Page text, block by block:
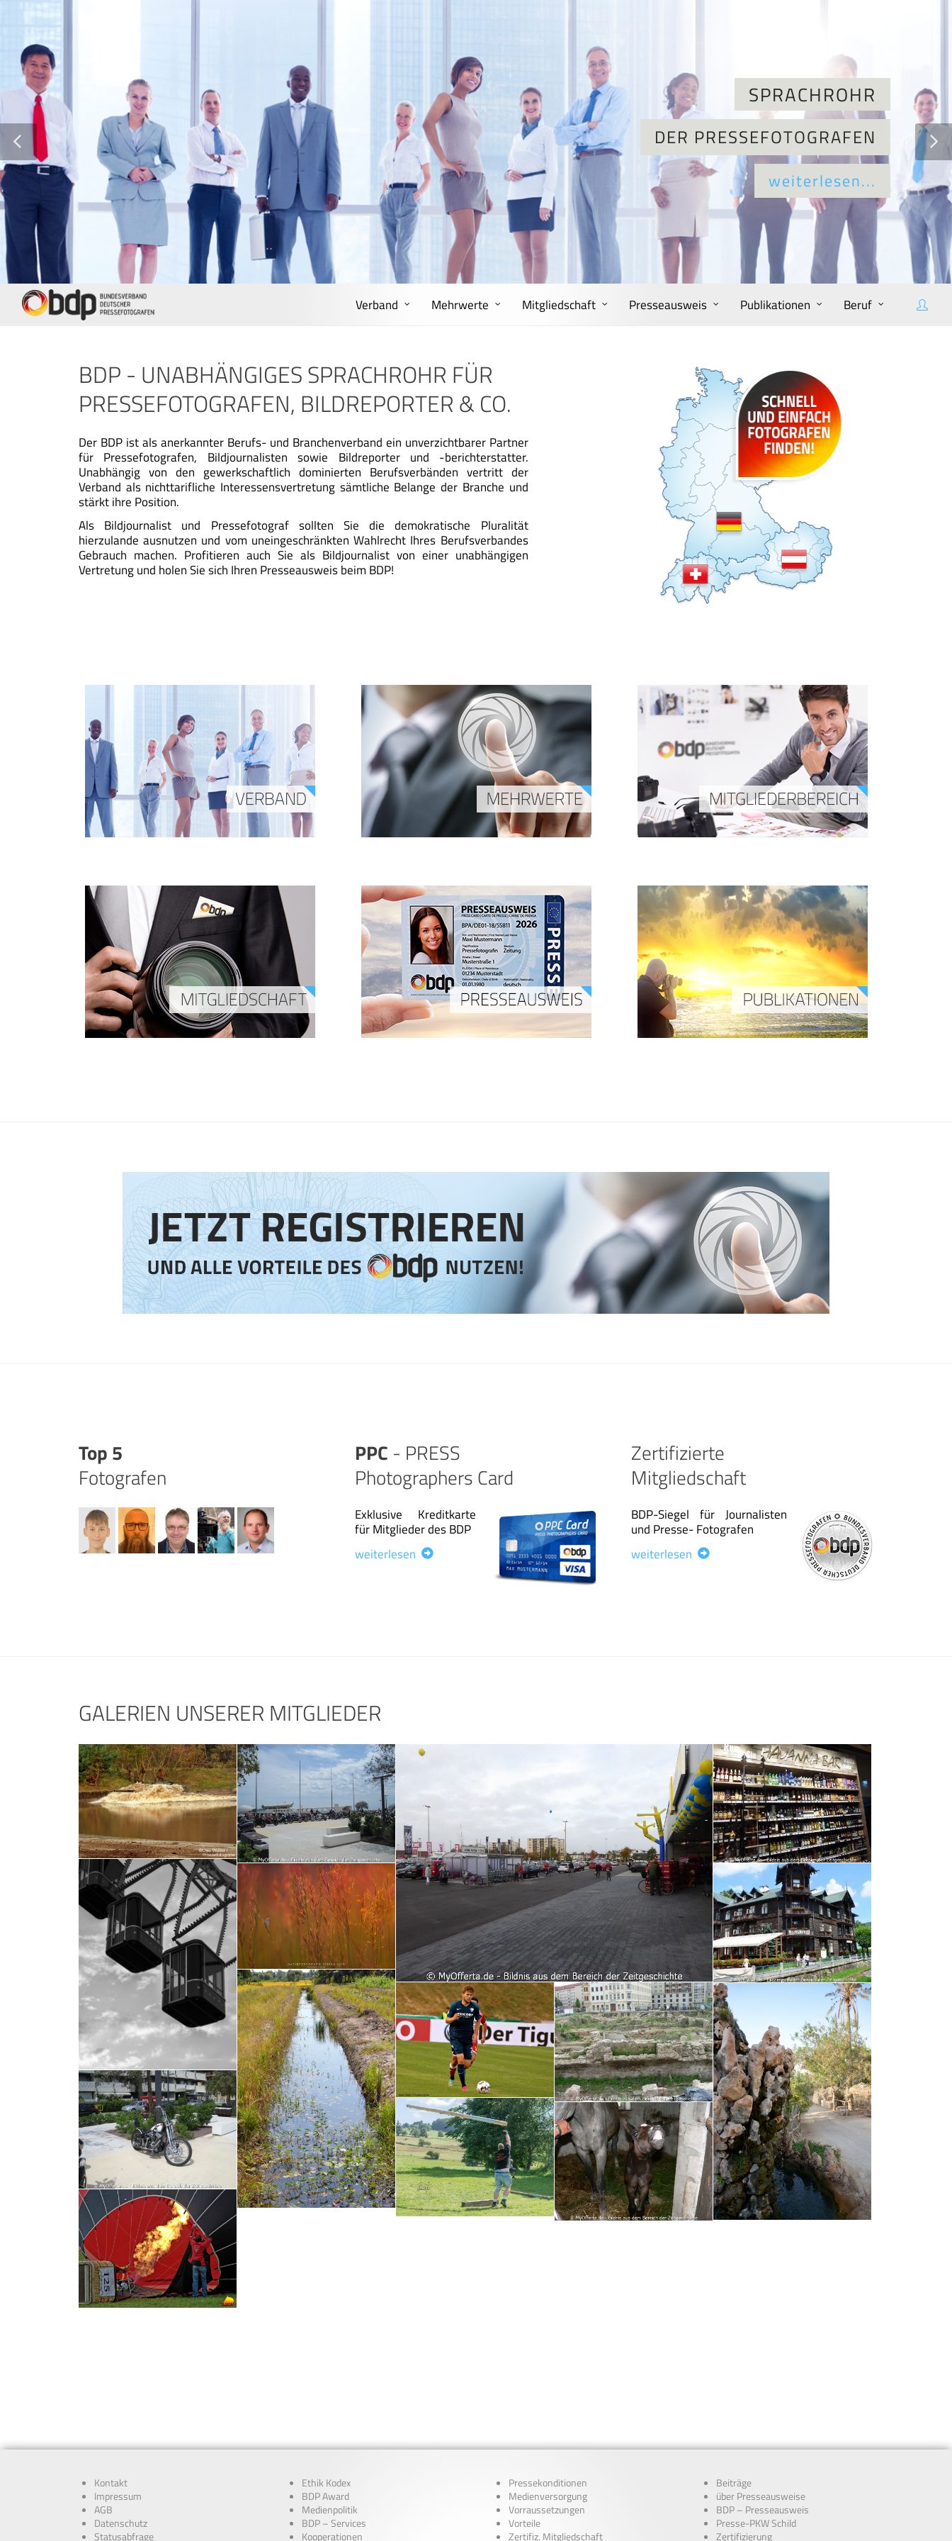
Verband Mehrwerte Mitgliedschaft Presseausweis Publikationen Beruf
BDP - UNABHÄNGIGES SPRACHROHR FÜR
PRESSEFOTOGRAFEN, BILDREPORTER & CO.
Der BDP ist als anerkannter Berufs- und Branchenverband ein unverzichtbarer Partner
für Pressefotografen, Bildjournalisten sowie Bildreporter und -berichterstatter.
Unabhängig von den gewerkschaftlich dominierten Berufsverbänden vertritt der
Verband als nichttarifliche Interessensvertretung sämtliche Belange der Branche und
stärkt ihre Position.
Als Bildjournalist und Pressefotograf sollten Sie die demokratische Pluralität
hierzulande ausnutzen und vom uneingeschränkten Wahlrecht Ihres Berufsverbandes
Gebrauch machen. Profitieren auch Sie als Bildjournalist von einer unabhängigen
Vertretung und holen Sie sich Ihren Presseausweis beim BDP!
Top 5
Fotografen
PPC - PRESS
Photographers Card
Exklusive Kreditkarte
für Mitglieder des BDP
weiterlesen
Zertifizierte
Mitgliedschaft
BDP-Siegel für Journalisten
und Presse- Fotografen
weiterlesen
GALERIEN UNSERER MITGLIEDER
Kontakt
Impressum
AGB
Datenschutz
Statusabfrage
Ethik Kodex
BDP Award
Medienpolitik
BDP – Services
Kooperationen
Pressekonditionen
Medienversorgung
Vorraussetzungen
Vorteile
Zertifiz. Mitgliedschaft
Beiträge
über Presseausweise
BDP – Presseausweis
Presse-PKW Schild
Zertifizierung